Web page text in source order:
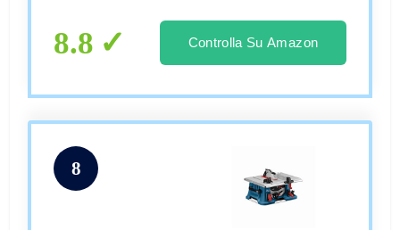
8.8 Controlla Su Amazon
8